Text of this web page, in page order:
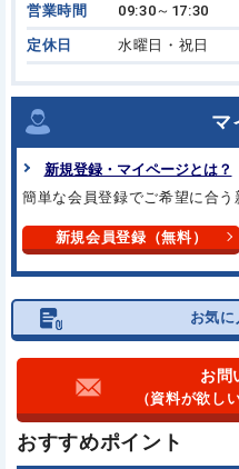
営業時間 09:30～17:30
定休日 水曜日・祝日
マ
新規登録・マイページとは？
簡単な会員登録でご希望に合う
新規会員登録（無料）
お気に
お問
（資料が欲し
おすすめポイント